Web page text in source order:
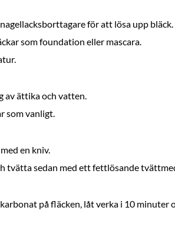
för att lösa upp bläck.
som foundation eller mascara.
av ättika och vatten.
som vanligt.
en kniv.
tvätta sedan med ett fettlösande
på fläcken, låt verka i 10 minuter